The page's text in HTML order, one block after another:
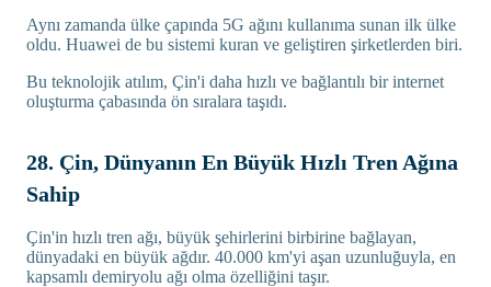
Aynı zamanda ülke çapında 5G ağını kullanıma sunan ilk ülke
oldu. Huawei de bu sistemi kuran ve geliştiren şirketlerden biri.
Bu teknolojik atılım, Çin'i daha hızlı ve bağlantılı bir internet
oluşturma çabasında ön sıralara taşıdı.
28. Çin, Dünyanın En Büyük Hızlı Tren Ağına
Sahip
Çin'in hızlı tren ağı, büyük şehirlerini birbirine bağlayan,
dünyadaki en büyük ağdır. 40.000 km'yi aşan uzunluğuyla, en
kapsamlı demiryolu ağı olma özelliğini taşır.